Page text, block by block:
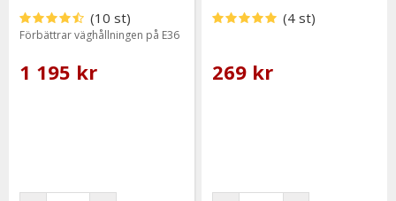
(10 st)
Förbättrar väghållningen på E36
1 195 kr
(4 st)
269 kr